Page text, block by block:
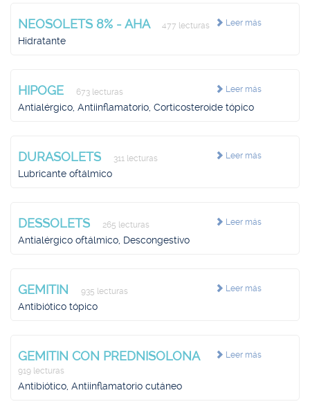
Leer más
NEOSOLETS 8% - AHA 477 lecturas
Hidratante
Leer más
HIPOGE 673 lecturas
Antialérgico, Antiinflamatorio, Corticosteroide tópico
Leer más
DURASOLETS 311 lecturas
Lubricante oftálmico
Leer más
DESSOLETS 265 lecturas
Antialérgico oftálmico, Descongestivo
Leer más
GEMITIN 935 lecturas
Antibiótico tópico
Leer más
GEMITIN CON PREDNISOLONA
919 lecturas
Antibiótico, Antiinflamatorio cutáneo